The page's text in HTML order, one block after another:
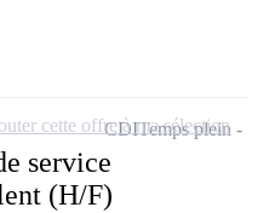
service
(H/F)
CDITemps plein
cette offre à ma sélection